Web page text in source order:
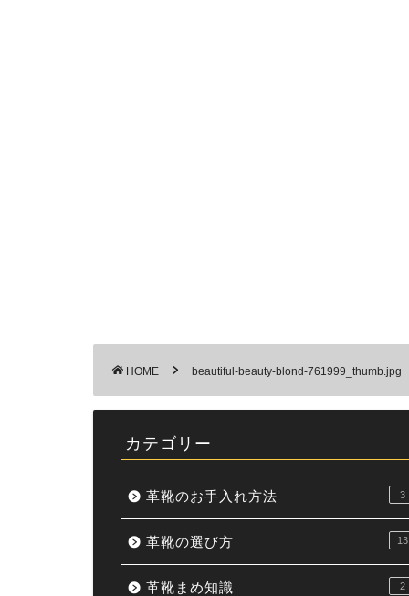
HOME beautiful-beauty-blond-761999_thumb.jpg
カテゴリー
革靴のお手入れ方法 3
革靴の選び方 13
革靴まめ知識 2